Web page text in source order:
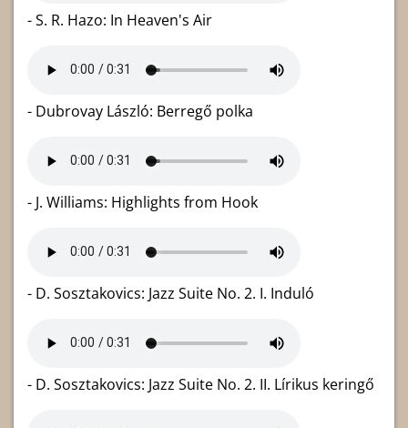
- S. R. Hazo: In Heaven's Air
- Dubrovay László: Berregő polka
- J. Williams: Highlights from Hook
- D. Sosztakovics: Jazz Suite No. 2. I. Induló
- D. Sosztakovics: Jazz Suite No. 2. II. Lírikus keringő